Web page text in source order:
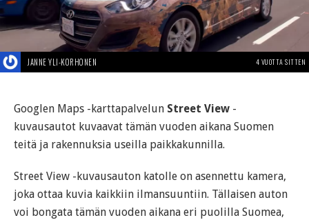
JANNE YLI-KORHONEN 4 VUOTTA SITTEN
Googlen Maps -karttapalvelun Street View -
kuvausautot kuvaavat tämän vuoden aikana Suomen
teitä ja rakennuksia useilla paikkakunnilla.
Street View -kuvausauton katolle on asennettu kamera,
joka ottaa kuvia kaikkiin ilmansuuntiin. Tällaisen auton
voi bongata tämän vuoden aikana eri puolilla Suomea,